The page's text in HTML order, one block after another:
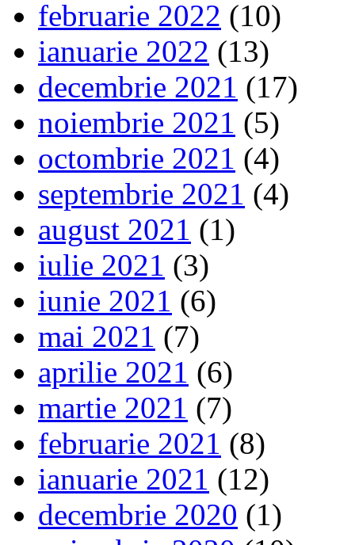
februarie 2022 (10)
ianuarie 2022 (13)
decembrie 2021 (17)
noiembrie 2021 (5)
octombrie 2021 (4)
septembrie 2021 (4)
august 2021 (1)
iulie 2021 (3)
iunie 2021 (6)
mai 2021 (7)
aprilie 2021 (6)
martie 2021 (7)
februarie 2021 (8)
ianuarie 2021 (12)
decembrie 2020 (1)